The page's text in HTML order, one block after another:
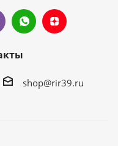
shop@rir39.ru